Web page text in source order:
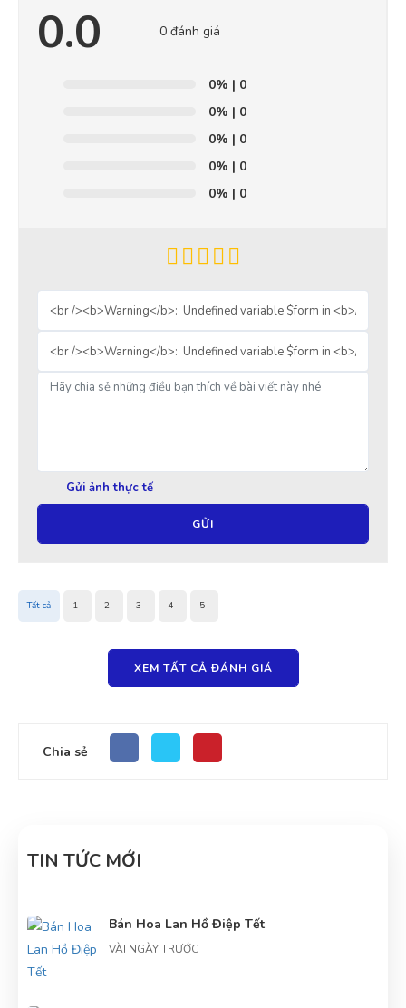
0.0 0 đánh giá
0% | 0
0% | 0
0% | 0
0% | 0
0% | 0
Gửi ảnh thực tế
GỬI
Tất cả 1 2 3 4 5
XEM TẤT CẢ ĐÁNH GIÁ
Chia sẻ
TIN TỨC MỚI
Bán Hoa Lan Hồ Điệp Tết
VÀI NGÀY TRƯỚC